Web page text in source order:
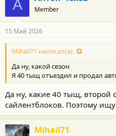
А Member
15 Май 2026
Mihail71 написал(а):
Да ну, какой сезон
Я 40 тыщ отъездил и продал
Да ну, какие 40 тыщ, второй
сайлентблоков. Поэтому
Mihail71